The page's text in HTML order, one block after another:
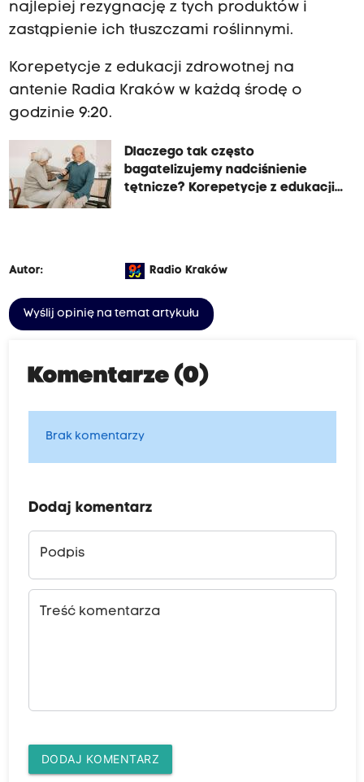
najlepiej rezygnację z tych produktów i
zastąpienie ich tłuszczami roślinnymi.
Korepetycje z edukacji zdrowotnej na
antenie Radia Kraków w każdą środę o
godzinie 9:20.
Dlaczego tak często
bagatelizujemy nadciśnienie
tętnicze? Korepetycje z edukacji
Autor: Radio Kraków
Wyślij opinię na temat artykułu
Komentarze (0)
Brak komentarzy
Dodaj komentarz
Podpis
Treść komentarza
DODAJ KOMENTARZ